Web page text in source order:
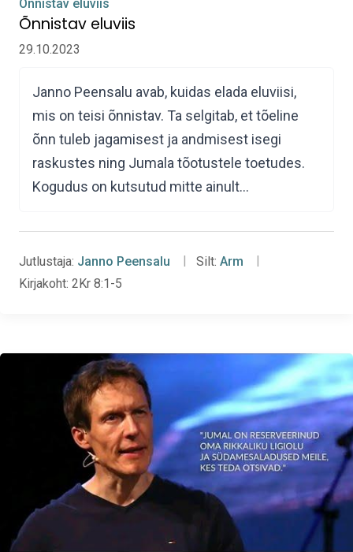
Õnnistav eluviis
Õnnistav eluviis
29.10.2023
Janno Peensalu avab, kuidas elada eluviisi,
mis on teisi õnnistav. Ta selgitab, et tõeline
õnn tuleb jagamisest ja andmisest isegi
raskustes ning Jumala tõotustele toetudes.
Kogudus on kutsutud mitte ainult…
Jutlustaja: Janno Peensalu Silt: Arm
Kirjakoht: 2Kr 8:1-5